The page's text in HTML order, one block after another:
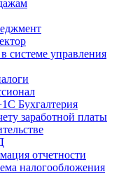
системе управления
Бухгалтерия
заработной платы
отчетности
налогообложения